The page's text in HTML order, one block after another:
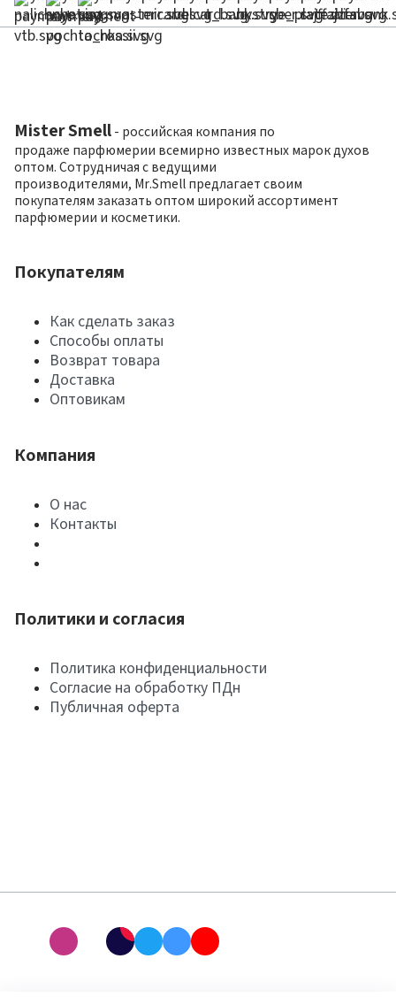
Mister Smell - российская компания по
продаже парфюмерии всемирно известных марок духов
оптом. Сотрудничая с ведущими
производителями, Mr.Smell предлагает своим
покупателям заказать оптом широкий ассортимент
парфюмерии и косметики.
Покупателям
Как сделать заказ
Способы оплаты
Возврат товара
Доставка
Оптовикам
Компания
О нас
Контакты
Политики и согласия
Политика конфиденциальности
Согласие на обработку ПДн
Публичная оферта